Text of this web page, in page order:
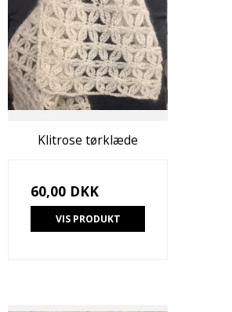
Klitrose tørklæde
60,00 DKK
VIS PRODUKT